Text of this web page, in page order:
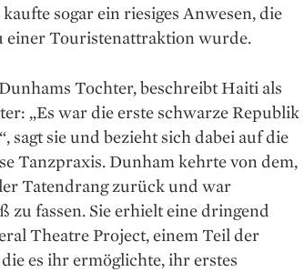
sogar ein riesiges Anwesen, die
einer Touristenattraktion wurde.
Tochter, beschreibt Haiti als
„Es war die erste schwarze Republik
sagt sie und bezieht sich dabei auf die
Tanzpraxis. Dunham kehrte von dem,
Tatendrang zurück und war
zu fassen. Sie erhielt eine dringend
Theatre Project, einem Teil der
es ihr ermöglichte, ihr erstes